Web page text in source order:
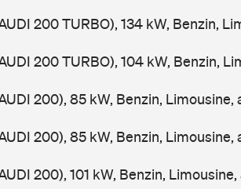
200 TURBO), 134 kW, Benzin,
200 TURBO), 104 kW, Benzin,
200), 85 kW, Benzin, Limousine,
200), 85 kW, Benzin, Limousine,
200), 101 kW, Benzin, Limousine,